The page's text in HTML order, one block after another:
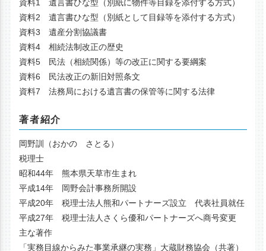
資料1 遺言書ひな型（別紙に物件等目録を添付する方式）
資料2 遺言書ひな型（別紙として目録等を添付する方式）
資料3 遺産分割協議書
資料4 相続法制改正の歴史
資料5 民法（相続関係）等の改正に関する要綱案
資料6 民法改正の新旧対照条文
資料7 法務局における遺言書の保管等に関する法律
著者紹介
岡野訓（おかの さとる）
税理士
昭和44年 熊本県天草市生まれ
平成14年 岡野会計事務所開設
平成20年 税理士法人熊和パートナーズ設立 代表社員就任
平成27年 税理士法人さくら優和パートナーズへ商号変更
主な著作
「実務目線からみた事業承継の実務」大蔵財務協会（共著）